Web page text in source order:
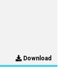
Download